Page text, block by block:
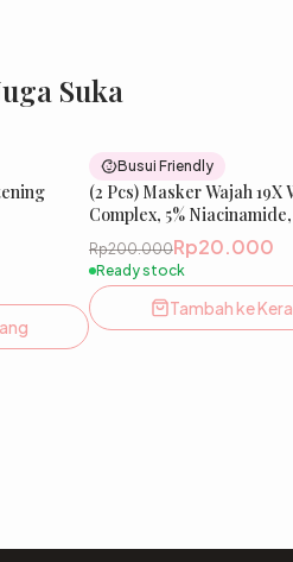
Suka
Busui Friendly
(2 Pcs) Masker Wajah 19X
Complex, 5%
Copper Peptide | Glow
Whitening Sheet Mask
Rp200.000Rp20.000
Ready stock
Tambah ke